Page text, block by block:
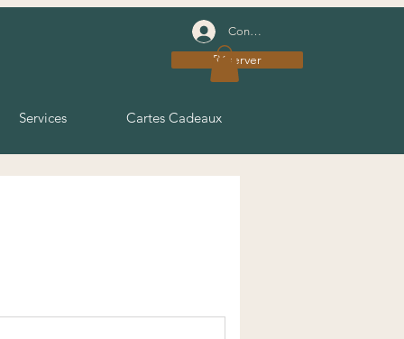
Connexion
Réserver
Services Cartes Cadeaux